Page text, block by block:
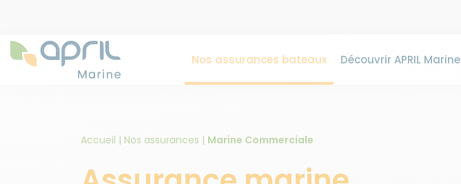
Nos assurances bateaux Découvrir APRIL Marine
Accueil | Nos assurances | Marine Commerciale